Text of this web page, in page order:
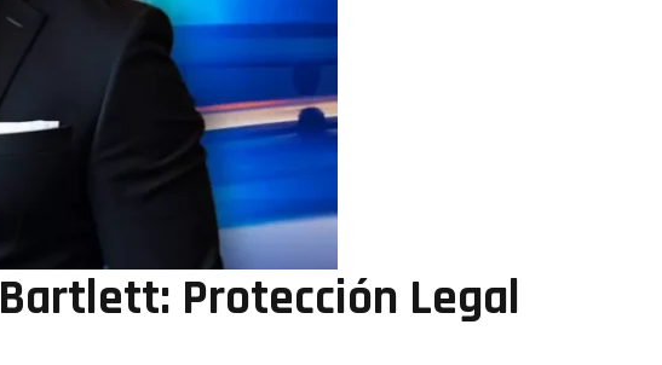
Protección Legal